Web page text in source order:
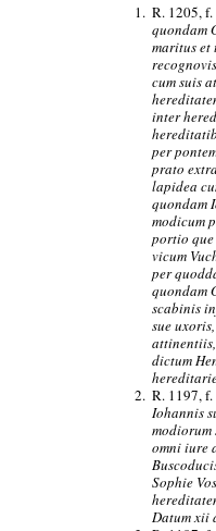
1. R. 1205,
quondam
maritus et
cum suis
inter
per
prato
lapidea
quondam
modicum
portio
vicum
per
quondam
scabinis
sue
dictum
2. R. 1197,
Iohannis
omni iure
Sophie
Datum xii